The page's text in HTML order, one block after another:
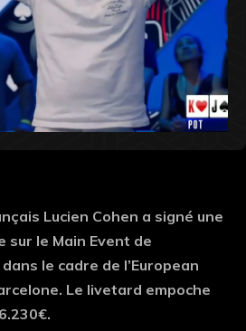
Lucien Cohen a signé une
le Main Event de
le cadre de l’European
Le livetard empoche